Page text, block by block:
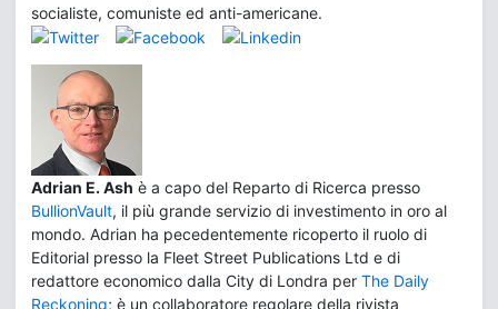
socialiste, comuniste ed anti-americane.
Adrian E. Ash è a capo del Reparto di Ricerca presso
BullionVault, il più grande servizio di investimento in oro al
mondo. Adrian ha pecedentemente ricoperto il ruolo di
Editorial presso la Fleet Street Publications Ltd e di
redattore economico dalla City di Londra per The Daily
Reckoning; è un collaboratore regolare della rivista